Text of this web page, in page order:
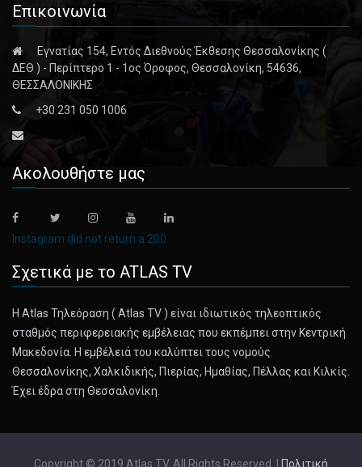
After Helene’s ‘Historic’ Damage, Appa ...
Downed trees and flooding have left the trail impassable
in many of th [...]
October 5, 2024
communicate the risks p [...]
October 5, 2024
Is Gender the Most Important Issue in ...
Harris could be the first female president. But it’s Trump
and Vance w [...]
October 5, 2024
GloRilla, Hip-Hop’s Master Motivator, ...
Self-empowerment rhymes catapulted her onto rap’s A-
list. On “Glorious [...]
October 5, 2024
Francis Ford Coppola’s ‘Megalopolis’ I ...
Επικοινωνία
Εγνατίας 154, Εντός Διεθνούς Έκθεσης Θεσσαλονίκης (
ΔΕΘ ) - Περίπτερο 1 - 1ος Όροφος, Θεσσαλονίκη, 54636,
ΘΕΣΣΑΛΟΝΙΚΗΣ
+30 231 050 1006
Ακολουθήστε μας
Instagram did not return a 200.
Σχετικά με το ATLAS TV
Η Atlas Τηλεόραση ( Atlas TV ) είναι ιδιωτικός τηλεοπτικός
σταθμός περιφερειακής εμβέλειας που εκπέμπει στην Κεντρική
Μακεδονία. Η εμβέλειά του καλύπτει τους νομούς
Θεσσαλονίκης, Χαλκιδικής, Πιερίας, Ημαθίας, Πέλλας και Κιλκίς.
Έχει έδρα στη Θεσσαλονίκη.
Copyright © 2019 Atlas TV. All Rights Reserved. | Πολιτική